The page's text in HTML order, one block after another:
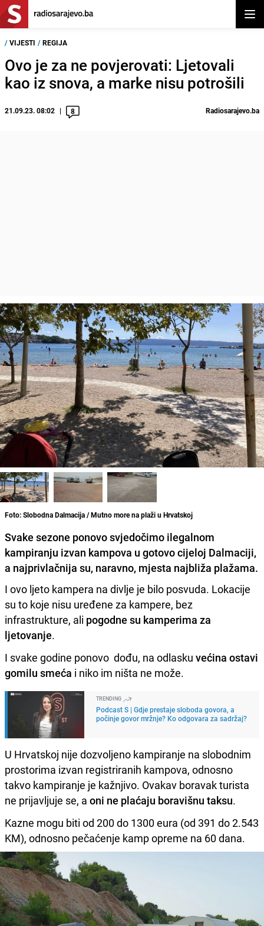
/ VIJESTI / REGIJA
Ovo je za ne povjerovati: Ljetovali
kao iz snova, a marke nisu potrošili
21.09.23. 08:02 8 Radiosarajevo.ba
Foto: Slobodna Dalmacija / Mutno more na plaži u Hrvatskoj
Svake sezone ponovo svjedočimo ilegalnom
kampiranju izvan kampova u gotovo cijeloj Dalmaciji,
a najprivlačnija su, naravno, mjesta najbliža plažama.
I ovo ljeto kampera na divlje je bilo posvuda. Lokacije
su to koje nisu uređene za kampere, bez
infrastrukture, ali pogodne su kamperima za
ljetovanje.
I svake godine ponovo dođu, na odlasku većina ostavi
gomilu smeća i niko im ništa ne može.
TRENDING
Podcast S | Gdje prestaje sloboda govora, a
počinje govor mržnje? Ko odgovara za sadržaj?
U Hrvatskoj nije dozvoljeno kampiranje na slobodnim
prostorima izvan registriranih kampova, odnosno
takvo kampiranje je kažnjivo. Ovakav boravak turista
ne prijavljuje se, a oni ne plaćaju boravišnu taksu.
Kazne mogu biti od 200 do 1300 eura (od 391 do 2.543
KM), odnosno pečaćenje kamp opreme na 60 dana.